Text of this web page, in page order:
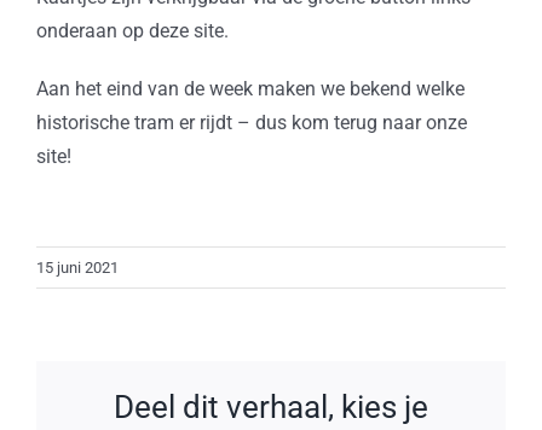
onderaan op deze site.
Aan het eind van de week maken we bekend welke
historische tram er rijdt – dus kom terug naar onze
site!
15 juni 2021
Deel dit verhaal, kies je